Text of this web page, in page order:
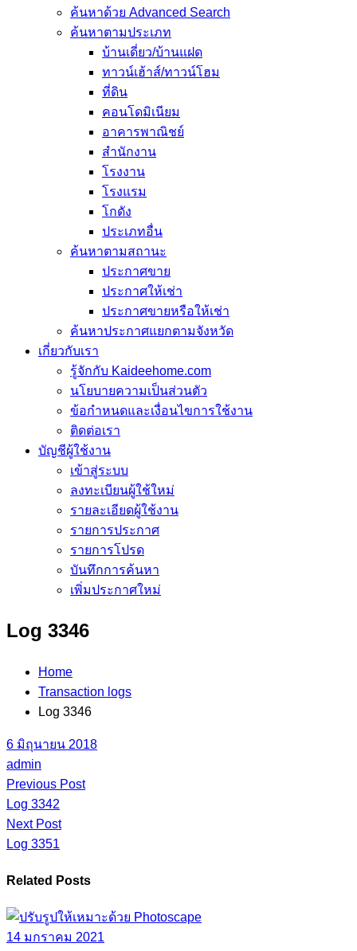
ค้นหาด้วย Advanced Search
ค้นหาตามประเภท
บ้านเดี่ยว/บ้านแฝด
ทาวน์เฮ้าส์/ทาวน์โฮม
ที่ดิน
คอนโดมิเนียม
อาคารพาณิชย์
สำนักงาน
โรงงาน
โรงแรม
โกดัง
ประเภทอื่น
ค้นหาตามสถานะ
ประกาศขาย
ประกาศให้เช่า
ประกาศขายหรือให้เช่า
ค้นหาประกาศแยกตามจังหวัด
เกี่ยวกับเรา
รู้จักกับ Kaideehome.com
นโยบายความเป็นส่วนตัว
ข้อกำหนดและเงื่อนไขการใช้งาน
ติดต่อเรา
บัญชีผู้ใช้งาน
เข้าสู่ระบบ
ลงทะเบียนผู้ใช้ใหม่
รายละเอียดผู้ใช้งาน
รายการประกาศ
รายการโปรด
บันทึกการค้นหา
เพิ่มประกาศใหม่
Log 3346
Home
Transaction logs
Log 3346
6 มิถุนายน 2018
admin
Previous Post
Log 3342
Next Post
Log 3351
Related Posts
14 มกราคม 2021